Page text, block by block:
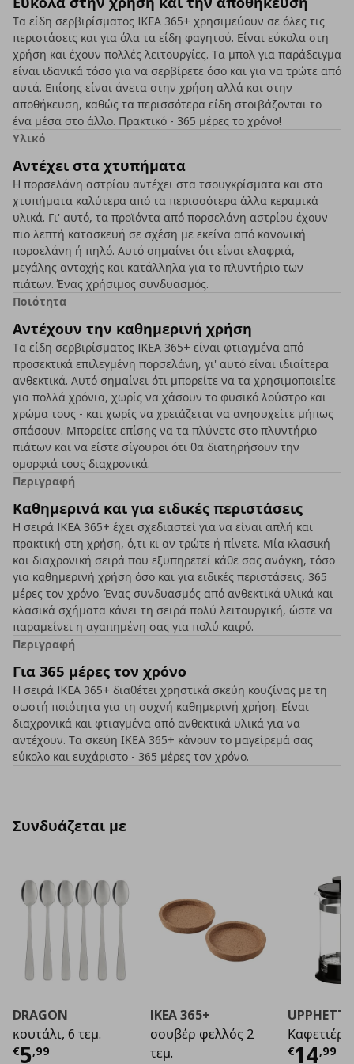
Τα είδη σερβιρίσματος IKEA 365+ χρησιμεύουν σε όλες τις
περιστάσεις και για όλα τα είδη φαγητού. Είναι εύκολα στη
χρήση και έχουν πολλές λειτουργίες. Τα μπολ για παράδειγμα
είναι ιδανικά τόσο για να σερβίρετε όσο και για να τρώτε από
αυτά. Επίσης είναι άνετα στην χρήση αλλά και στην
αποθήκευση, καθώς τα περισσότερα είδη στοιβάζονται το
ένα μέσα στο άλλο. Πρακτικό - 365 μέρες το χρόνο!
Υλικό
Αντέχει στα χτυπήματα
Η πορσελάνη αστρίου αντέχει στα τσουγκρίσματα και στα
χτυπήματα καλύτερα από τα περισσότερα άλλα κεραμικά
υλικά. Γι' αυτό, τα προϊόντα από πορσελάνη αστρίου έχουν
πιο λεπτή κατασκευή σε σχέση με εκείνα από κανονική
πορσελάνη ή πηλό. Αυτό σημαίνει ότι είναι ελαφριά,
μεγάλης αντοχής και κατάλληλα για το πλυντήριο των
πιάτων. Ένας χρήσιμος συνδυασμός.
Ποιότητα
Αντέχουν την καθημερινή χρήση
Τα είδη σερβιρίσματος IKEA 365+ είναι φτιαγμένα από
προσεκτικά επιλεγμένη πορσελάνη, γι' αυτό είναι ιδιαίτερα
ανθεκτικά. Αυτό σημαίνει ότι μπορείτε να τα χρησιμοποιείτε
για πολλά χρόνια, χωρίς να χάσουν το φυσικό λούστρο και
χρώμα τους - και χωρίς να χρειάζεται να ανησυχείτε μήπως
σπάσουν. Μπορείτε επίσης να τα πλύνετε στο πλυντήριο
πιάτων και να είστε σίγουροι ότι θα διατηρήσουν την
ομορφιά τους διαχρονικά.
Περιγραφή
Καθημερινά και για ειδικές περιστάσεις
Η σειρά IKEA 365+ έχει σχεδιαστεί για να είναι απλή και
πρακτική στη χρήση, ό,τι κι αν τρώτε ή πίνετε. Μία κλασική
και διαχρονική σειρά που εξυπηρετεί κάθε σας ανάγκη, τόσο
για καθημερινή χρήση όσο και για ειδικές περιστάσεις, 365
μέρες τον χρόνο. Ένας συνδυασμός από ανθεκτικά υλικά και
κλασικά σχήματα κάνει τη σειρά πολύ λειτουργική, ώστε να
παραμείνει η αγαπημένη σας για πολύ καιρό.
Περιγραφή
Για 365 μέρες τον χρόνο
H σειρά IKEA 365+ διαθέτει χρηστικά σκεύη κουζίνας με τη
σωστή ποιότητα για τη συχνή καθημερινή χρήση. Είναι
διαχρονικά και φτιαγμένα από ανθεκτικά υλικά για να
αντέχουν. Τα σκεύη ΙΚΕΑ 365+ κάνουν το μαγείρεμά σας
εύκολο και ευχάριστο - 365 μέρες τον χρόνο.
Συνδυάζεται με
DRAGON
κουτάλι, 6 τεμ.
€5,99
Τρέχουσα τιμή
IKEA 365+
σουβέρ φελλός 2
τεμ.
UPPHETTA
€14,99